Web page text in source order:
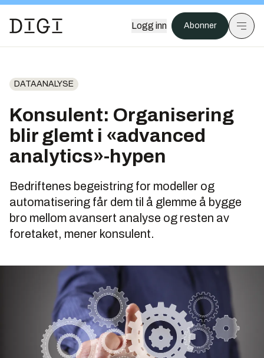
Logg inn Abonner
DATAANALYSE
Konsulent: Organisering
blir glemt i «advanced
analytics»-hypen
Bedriftenes begeistring for modeller og
automatisering får dem til å glemme å bygge
bro mellom avansert analyse og resten av
foretaket, mener konsulent.